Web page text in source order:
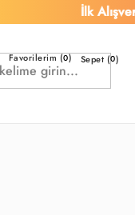
İlk Alışverişe %15
Favorilerim (0) Sepet (0)